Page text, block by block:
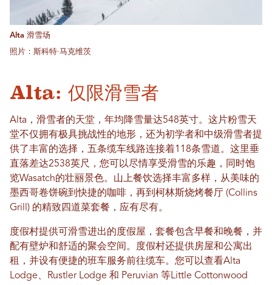
Alta 滑雪场
照片：斯科特·马克维茨
Alta: 仅限滑雪者
Alta，滑雪者的天堂，年均降雪量达548英寸。这片粉雪天
堂不仅拥有极具挑战性的地形，还为初学者和中级滑雪者提
供了丰富的选择，五条缆车线路连接着118条雪道。这里垂
直落差达2538英尺，您可以尽情享受滑雪的乐趣，同时饱
览Wasatch的壮丽景色。山上餐饮选择丰富多样，从美味的
墨西哥卷饼碗到快捷的咖啡，再到柯林斯烧烤餐厅 (Collins
Grill) 的精致四道菜套餐，应有尽有。
度假村提供可滑雪进出的度假屋，套餐包含早餐和晚餐，并
配有壁炉和舒适的聚会空间。度假村还提供房屋和公寓出
租，并设有便捷的班车服务前往缆车。您可以查看Alta
Lodge、Rustler Lodge 和 Peruvian 等Little Cottonwood